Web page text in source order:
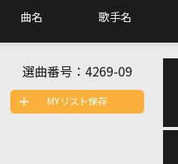
曲名 歌手名
選曲番号： 4269-09
MYリスト保存